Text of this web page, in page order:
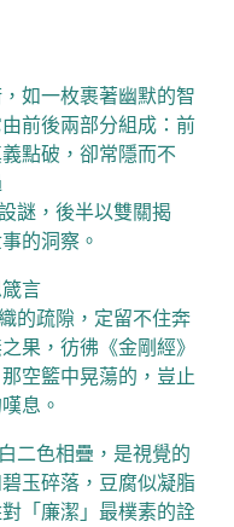
如一枚裹著幽默的智
前後兩部分組成：前
點破，卻常隱而不
謎，後半以雙關揭
的洞察。
言
的疏隙，定留不住奔
果，彷彿《金剛經》
空籃中晃蕩的，豈止
息。
二色相疊，是視覺的
玉碎落，豆腐似凝脂
「廉潔」最樸素的詮